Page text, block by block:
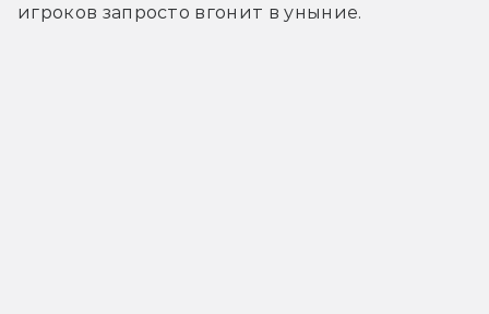
игроков запросто вгонит в уныние.